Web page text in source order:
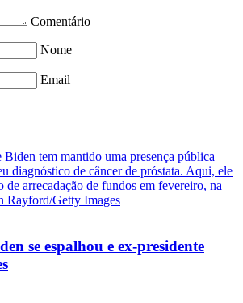
Comentário
Nome
Email
se espalhou e ex-presidente